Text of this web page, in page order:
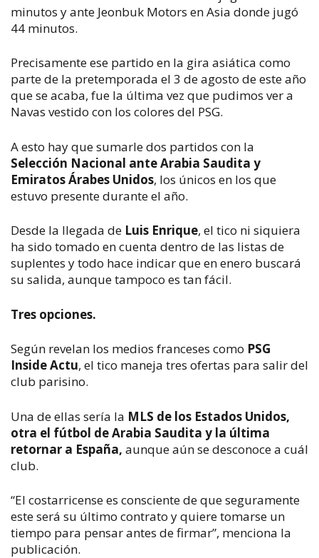
minutos y ante Jeonbuk Motors en Asia donde jugó
44 minutos.
Precisamente ese partido en la gira asiática como
parte de la pretemporada el 3 de agosto de este año
que se acaba, fue la última vez que pudimos ver a
Navas vestido con los colores del PSG.
A esto hay que sumarle dos partidos con la
Selección Nacional ante Arabia Saudita y
Emiratos Árabes Unidos, los únicos en los que
estuvo presente durante el año.
Desde la llegada de Luis Enrique, el tico ni siquiera
ha sido tomado en cuenta dentro de las listas de
suplentes y todo hace indicar que en enero buscará
su salida, aunque tampoco es tan fácil.
Tres opciones.
Según revelan los medios franceses como PSG
Inside Actu, el tico maneja tres ofertas para salir del
club parisino.
Una de ellas sería la MLS de los Estados Unidos,
otra el fútbol de Arabia Saudita y la última
retornar a España, aunque aún se desconoce a cuál
club.
“El costarricense es consciente de que seguramente
este será su último contrato y quiere tomarse un
tiempo para pensar antes de firmar”, menciona la
publicación.